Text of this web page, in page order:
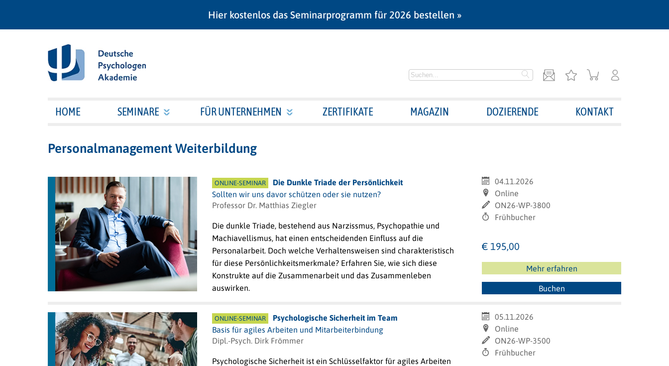
Hier kostenlos das Seminarprogramm für 2026 bestellen »
HOME SEMINARE FÜR UNTERNEHMEN ZERTIFIKATE MAGAZIN DOZIERENDE KONTAKT
Personalmanagement Weiterbildung
ONLINE-SEMINAR
Die Dunkle Triade der Persönlichkeit
Sollten wir uns davor schützen oder sie nutzen?
Professor Dr. Matthias Ziegler
Die dunkle Triade, bestehend aus Narzissmus, Psychopathie und
Machiavellismus, hat einen entscheidenden Einfluss auf die
Personalarbeit. Doch welche Verhaltensweisen sind charakteristisch
für diese Persönlichkeitsmerkmale? Erfahren Sie, wie sich diese
Konstrukte auf die Zusammenarbeit und das Zusammenleben
auswirken.
04.11.2026
Online
ON26-WP-3800
Frühbucher
€ 195,00
Mehr erfahren
Buchen
ONLINE-SEMINAR
Psychologische Sicherheit im Team
Basis für agiles Arbeiten und Mitarbeiterbindung
Dipl.-Psych. Dirk Frömmer
Psychologische Sicherheit ist ein Schlüsselfaktor für agiles Arbeiten
05.11.2026
Online
ON26-WP-3500
Frühbucher